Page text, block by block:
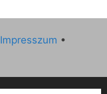
Impresszum •